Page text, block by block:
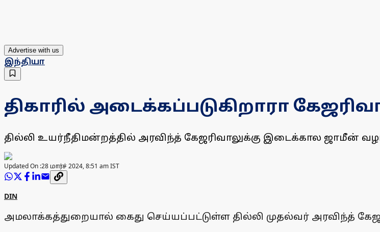
Advertise with us
இந்தியா
திகாரில் அடைக்கப்படுகிறாரா
தில்லி உயர்நீதிமன்றத்தில் அரவிந்த் கேஜரிவாலுக்கு இடைக்கால ஜாமீன்
Updated On :28 மார்ச் 2024, 8:51 am IST
DIN
அமலாக்கத்துறையால் கைது செய்யப்பட்டுள்ள தில்லி முதல்வர் அரவிந்த்